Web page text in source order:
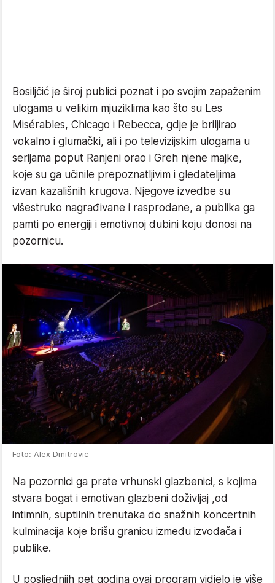
Bosiljčić je široj publici poznat i po svojim zapaženim
ulogama u velikim mjuziklima kao što su Les
Misérables, Chicago i Rebecca, gdje je briljirao
vokalno i glumački, ali i po televizijskim ulogama u
serijama poput Ranjeni orao i Greh njene majke,
koje su ga učinile prepoznatljivim i gledateljima
izvan kazališnih krugova. Njegove izvedbe su
višestruko nagrađivane i rasprodane, a publika ga
pamti po energiji i emotivnoj dubini koju donosi na
pozornicu.
Foto: Alex Dmitrovic
Na pozornici ga prate vrhunski glazbenici, s kojima
stvara bogat i emotivan glazbeni doživljaj ,od
intimnih, suptilnih trenutaka do snažnih koncertnih
kulminacija koje brišu granicu između izvođača i
publike.
U posljednjih pet godina ovaj program vidjelo je više